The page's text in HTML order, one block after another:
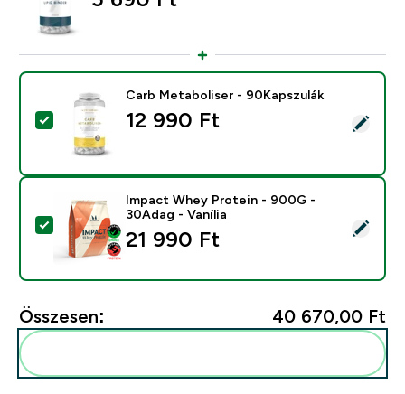
Termék kiválasztása - Carb Metaboliser - 90Kapszulák
Carb Metaboliser - 90Kapszulák
12 990 Ft‎
Termék kiválasztása - Impact Whey Protein - 900G -
Impact Whey Protein - 900G -
30Adag - Vanília
21 990 Ft‎
Összesen: 40 670,00 Ft‎